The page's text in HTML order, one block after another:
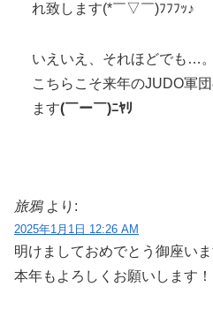
れ致します(*￣▽￣)ﾌﾌﾌｯ♪
いえいえ、それほどでも…。
こちらこそ来年のJUDO軍
ます(￣ー￣)ﾆﾔﾘ
旅鴉 より:
2025年1月1日 12:26 AM
明けましておめでとう御座いま
本年もよろしくお願いします！